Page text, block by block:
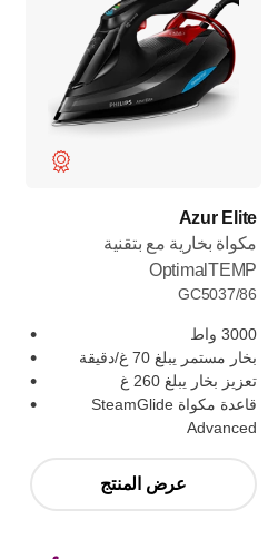
Azur Elite
مكواة بخارية مع بتقنية
OptimalTEMP
GC5037/86
3000 واط
بخار مستمر يبلغ 70 غ/دقيقة
تعزيز بخار يبلغ 260 غ
قاعدة مكواة SteamGlide
Advanced
عرض المنتج